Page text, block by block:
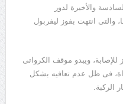
والأخيرة لدور
والتى انتهت بفوز ليفربول
ويبدو موقف الكرواتى
فى ظل عدم تعافيه بشكل
الركبة.